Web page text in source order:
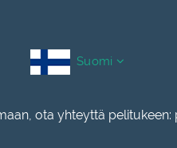
Suomi
ota yhteyttä pelitukeen: